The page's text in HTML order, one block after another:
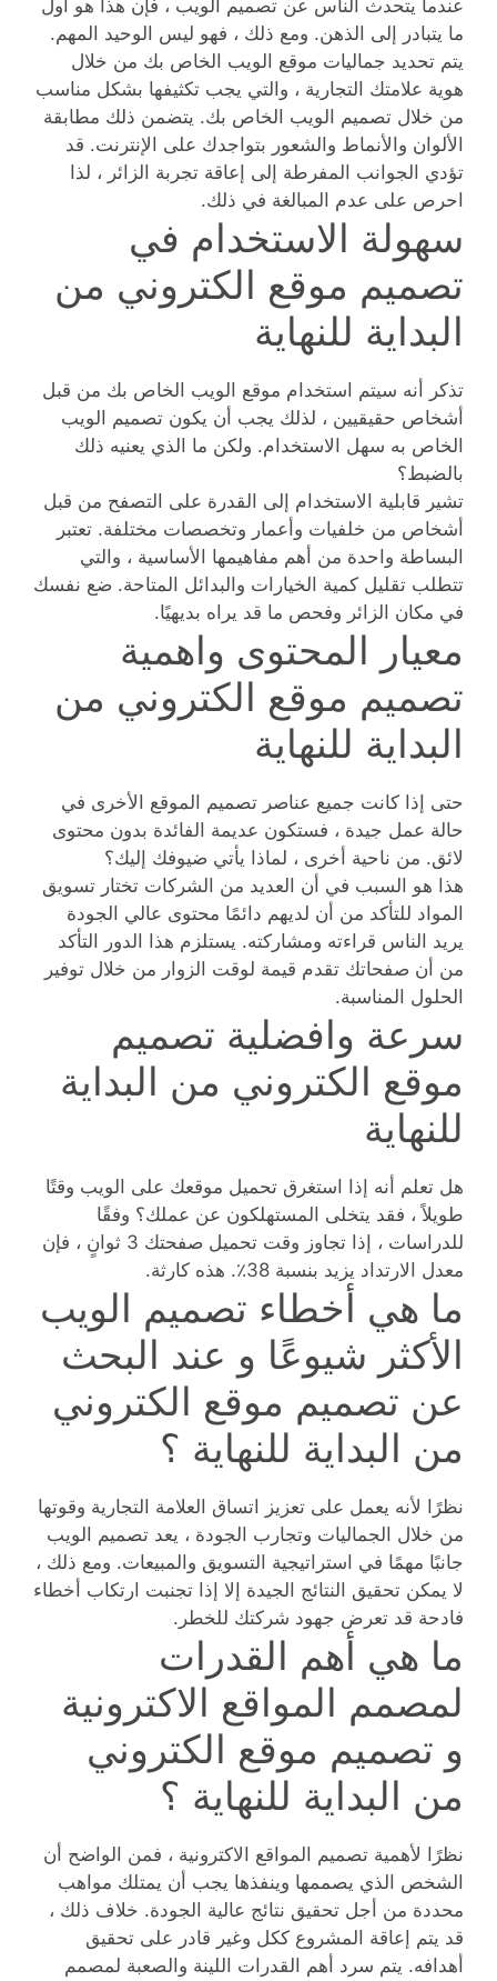
عندما يتحدث الناس عن تصميم الويب ، فإن هذا هو أول
ما يتبادر إلى الذهن. ومع ذلك ، فهو ليس الوحيد المهم.
يتم تحديد جماليات موقع الويب الخاص بك من خلال
هوية علامتك التجارية ، والتي يجب تكثيفها بشكل مناسب
من خلال تصميم الويب الخاص بك. يتضمن ذلك مطابقة
الألوان والأنماط والشعور بتواجدك على الإنترنت. قد
تؤدي الجوانب المفرطة إلى إعاقة تجربة الزائر ، لذا
احرص على عدم المبالغة في ذلك.
سهولة الاستخدام في
تصميم موقع الكتروني من
البداية للنهاية
تذكر أنه سيتم استخدام موقع الويب الخاص بك من قبل
أشخاص حقيقيين ، لذلك يجب أن يكون تصميم الويب
الخاص به سهل الاستخدام. ولكن ما الذي يعنيه ذلك
بالضبط؟
تشير قابلية الاستخدام إلى القدرة على التصفح من قبل
أشخاص من خلفيات وأعمار وتخصصات مختلفة. تعتبر
البساطة واحدة من أهم مفاهيمها الأساسية ، والتي
تتطلب تقليل كمية الخيارات والبدائل المتاحة. ضع نفسك
في مكان الزائر وفحص ما قد يراه بديهيًا.
معيار المحتوى واهمية
تصميم موقع الكتروني من
البداية للنهاية
حتى إذا كانت جميع عناصر تصميم الموقع الأخرى في
حالة عمل جيدة ، فستكون عديمة الفائدة بدون محتوى
لائق. من ناحية أخرى ، لماذا يأتي ضيوفك إليك؟
هذا هو السبب في أن العديد من الشركات تختار تسويق
المواد للتأكد من أن لديهم دائمًا محتوى عالي الجودة
يريد الناس قراءته ومشاركته. يستلزم هذا الدور التأكد
من أن صفحاتك تقدم قيمة لوقت الزوار من خلال توفير
الحلول المناسبة.
سرعة وافضلية تصميم
موقع الكتروني من البداية
للنهاية
هل تعلم أنه إذا استغرق تحميل موقعك على الويب وقتًا
طويلاً ، فقد يتخلى المستهلكون عن عملك؟ وفقًا
للدراسات ، إذا تجاوز وقت تحميل صفحتك 3 ثوانٍ ، فإن
معدل الارتداد يزيد بنسبة 38٪. هذه كارثة.
ما هي أخطاء تصميم الويب
الأكثر شيوعًا و عند البحث
عن تصميم موقع الكتروني
من البداية للنهاية ؟
نظرًا لأنه يعمل على تعزيز اتساق العلامة التجارية وقوتها
من خلال الجماليات وتجارب الجودة ، يعد تصميم الويب
جانبًا مهمًا في استراتيجية التسويق والمبيعات. ومع ذلك ،
لا يمكن تحقيق النتائج الجيدة إلا إذا تجنبت ارتكاب أخطاء
فادحة قد تعرض جهود شركتك للخطر.
ما هي أهم القدرات
لمصمم المواقع الاكترونية
و تصميم موقع الكتروني
من البداية للنهاية ؟
نظرًا لأهمية تصميم المواقع الاكترونية ، فمن الواضح أن
الشخص الذي يصممها وينفذها يجب أن يمتلك مواهب
محددة من أجل تحقيق نتائج عالية الجودة. خلاف ذلك ،
قد يتم إعاقة المشروع ككل وغير قادر على تحقيق
أهدافه. يتم سرد أهم القدرات اللينة والصعبة لمصمم